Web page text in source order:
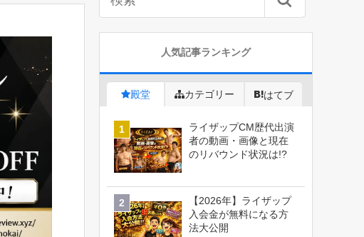
人気記事ランキング
殿堂 カテゴリー はてブ
ライザップCM歴代出演
者の動画・画像と現在
のリバウンド状況は!?
【2026年】ライザップ
入会金が無料になる方
法大公開